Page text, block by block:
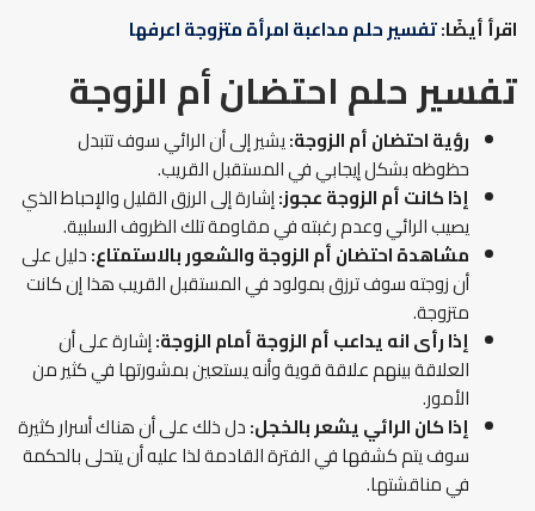
اقرأ أيضًا:تفسير حلم مداعبة امرأة متزوجة اعرفها
تفسير حلم احتضان أم الزوجة
رؤية احتضان أم الزوجة:يشير إلى أن الرائي سوف تتبدل
حظوظه بشكل إيجابي في المستقبل القريب.
إذا كانت أم الزوجة عجوز:إشارة إلى الرزق القليل والإحباط الذي
يصيب الرائي وعدم رغبته في مقاومة تلك الظروف السلبية.
مشاهدة احتضان أم الزوجة والشعور بالاستمتاع:دليل على
أن زوجته سوف ترزق بمولود في المستقبل القريب هذا إن كانت
متزوجة.
إذا رأى انه يداعب أم الزوجة أمام الزوجة:إشارة على أن
العلاقة بينهم علاقة قوية وأنه يستعين بمشورتها في كثير من
الأمور.
إذا كان الرائي يشعر بالخجل:دل ذلك على أن هناك أسرار كثيرة
سوف يتم كشفها في الفترة القادمة لذا عليه أن يتحلى بالحكمة
في مناقشتها.